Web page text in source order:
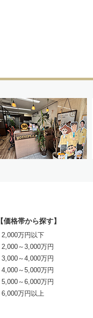
【価格帯から探す】
2,000万円以下
2,000～3,000万円
3,000～4,000万円
4,000～5,000万円
5,000～6,000万円
6,000万円以上